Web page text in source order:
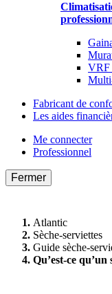
VRF
Fabricant de
Les aides
Me connecter
Professionnel
Fermer
Atlantic
Sèche-serviettes
Guide sèche-
Qu’est-ce qu’un